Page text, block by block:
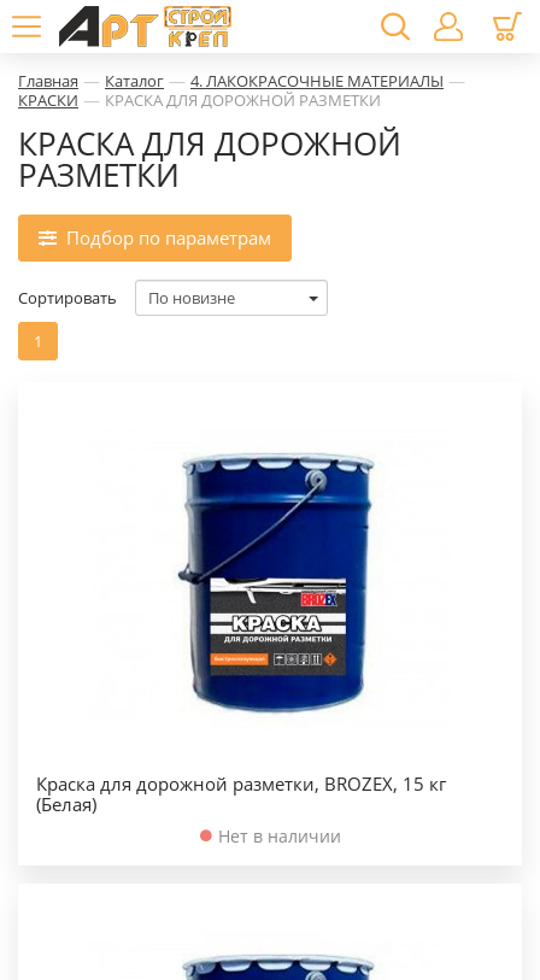
Главная — Каталог — 4. ЛАКОКРАСОЧНЫЕ МАТЕРИАЛЫ —
КРАСКИ — КРАСКА ДЛЯ ДОРОЖНОЙ РАЗМЕТКИ
КРАСКА ДЛЯ ДОРОЖНОЙ
РАЗМЕТКИ
Подбор по параметрам
1
Сортировать
Краска для дорожной разметки, BROZEX, 15 кг
(Белая)
Нет в наличии